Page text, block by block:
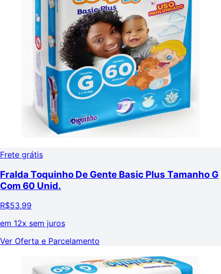
Frete grátis
Fralda Toquinho De Gente Basic Plus Tamanho G
Com 60 Unid.
R$53,99
em 12x sem juros
Ver Oferta e Parcelamento